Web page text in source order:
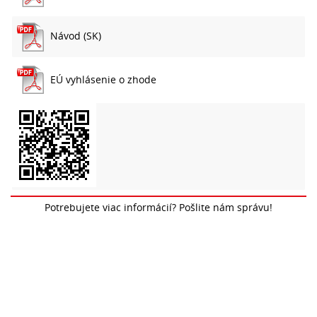
Návod (SK)
EÚ vyhlásenie o zhode
Potrebujete viac informácií? Pošlite nám správu!